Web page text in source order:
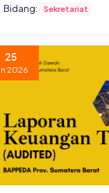
Bidang: Sekretariat
25
2026